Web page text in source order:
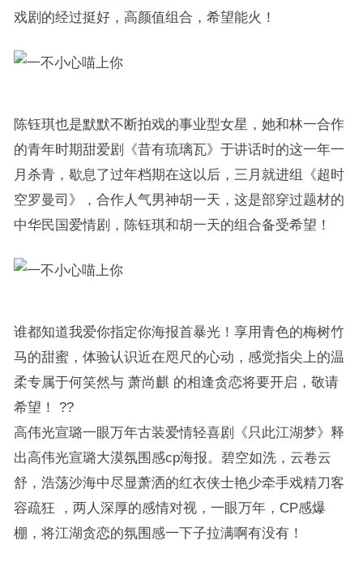
戏剧的经过挺好，高颜值组合，希望能火！
陈钰琪也是默默不断拍戏的事业型女星，她和林一合作
的青年时期甜爱剧《昔有琉璃瓦》于讲话时的这一年一
月杀青，歇息了过年档期在这以后，三月就进组《超时
空罗曼司》，合作人气男神胡一天，这是部穿过题材的
中华民国爱情剧，陈钰琪和胡一天的组合备受希望！
谁都知道我爱你指定你海报首暴光！享用青色的梅树竹
马的甜蜜，体验认识近在咫尺的心动，感觉指尖上的温
柔专属于何笑然与 萧尚麒 的相逢贪恋将要开启，敬请
希望！ ??
高伟光宣璐一眼万年古装爱情轻喜剧《只此江湖梦》释
出高伟光宣璐大漠氛围感cp海报。碧空如洗，云卷云
舒，浩荡沙海中尽显萧洒的红衣侠士艳少牵手戏精刀客
容疏狂 ，两人深厚的感情对视，一眼万年，CP感爆
棚，将江湖贪恋的氛围感一下子拉满啊有没有！